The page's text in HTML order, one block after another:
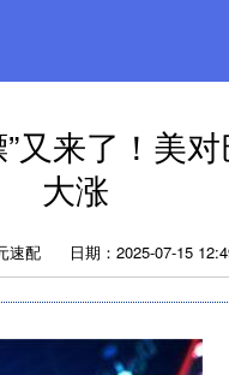
又来了！美
大涨
速配 日期：2025-07-15